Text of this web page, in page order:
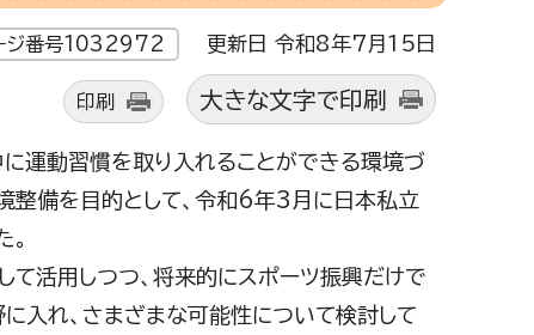
ジ番号1032972 更新日 令和8年7月15日
印刷 大きな文字で印刷
運動習慣を取り入れることができる環境づ
整備を目的として、令和6年3月に日本私立
活用しつつ、将来的にスポーツ振興だけで
入れ、さまざまな可能性について検討して